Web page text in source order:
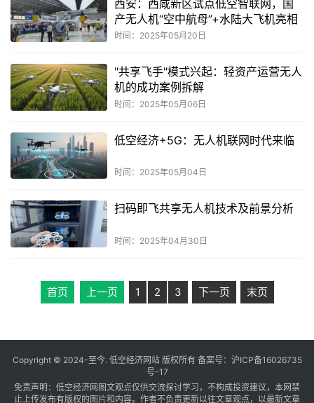
西安：西咸新区试点低空智联网，国
产无人机“空中航母”+水陆大飞机亮相
时间：2025年05月20日
"共享飞手"模式兴起：轻资产运营无人
机的成功案例拆解
时间：2025年05月06日
低空经济+5G：无人机联网时代来临
时间：2025年05月04日
扫码即飞共享无人机技术及前景分析
时间：2025年04月30日
首页 上一页 1 2 3 下一页 末页
Copyright © 2024-至今. 低空经济网站 版权所有 备案号： 沪ICP备16026735
号-17
免责声明：低空经济网图文观点仅供交流探讨学习，不构成投资建议，本网禁
止上传发布有版权的图片和内容。作者不负责更新以往文章观点，以最新文章